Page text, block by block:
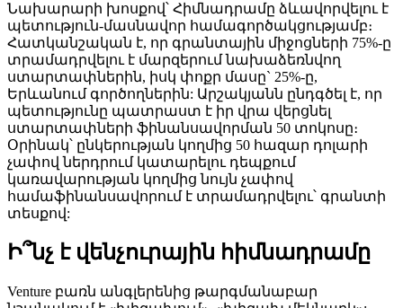
Նախարարի խոսքով՝ Հիմնադրամը ձևավորվելու է
պետություն-մասնավոր համագործակցությամբ։
Հատկանշական է, որ գրանտային միջոցների 75%-ը
տրամադրվելու է մարզերում նախաձեռնվող
ստարտափներին, իսկ փոքր մասը` 25%-ը,
Երևանում գործողներին: Արշակյանն ընդգծել է, որ
պետությունը պատրաստ է իր վրա վերցնել
ստարտափների ֆինանսավորման 50 տոկոսը։
Օրինակ՝ ընկերության կողմից 50 հազար դոլարի
չափով ներդրում կատարելու դեպքում
կառավարության կողմից նույն չափով
համաֆինանսավորում է տրամադրվելու՝ գրանտի
տեսքով:
Ի՞նչ է վենչուրային հիմնադրամը
Venture բառն անգլերենից թարգմանաբար